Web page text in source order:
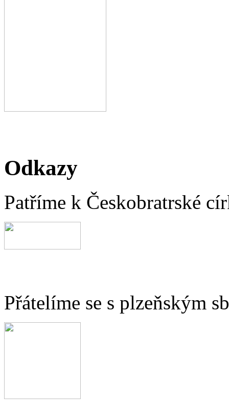
Odkazy
Patříme k Českobratrské
Přátelíme se s plzeňským